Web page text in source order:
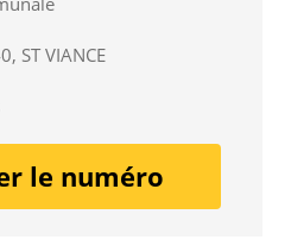
ST VIANCE
le numéro